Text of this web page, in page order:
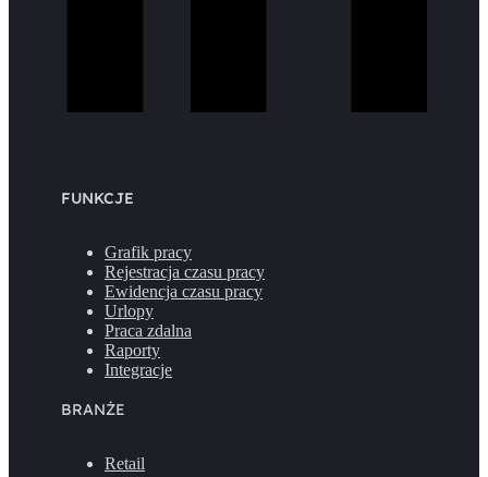
FUNKCJE
Grafik pracy
Rejestracja czasu pracy
Ewidencja czasu pracy
Urlopy
Praca zdalna
Raporty
Integracje
BRANŻE
Retail